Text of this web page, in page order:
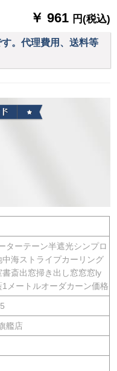
￥ 961 円(税込)
。代理費用、送料等
ターテーン半遮光シンプロ
海ストライプカーリング
斎出窓掃き出し窓窓窓ly
メートルオーダカーン価格
艦店